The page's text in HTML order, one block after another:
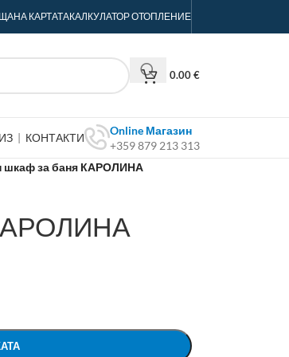
НА КАРТАТАКАЛКУЛАТОР ОТОПЛЕНИЕ
0.00€
| КОНТАКТИ
Online Магазин
+359 879 213 313
шкаф за баня КАРОЛИНА